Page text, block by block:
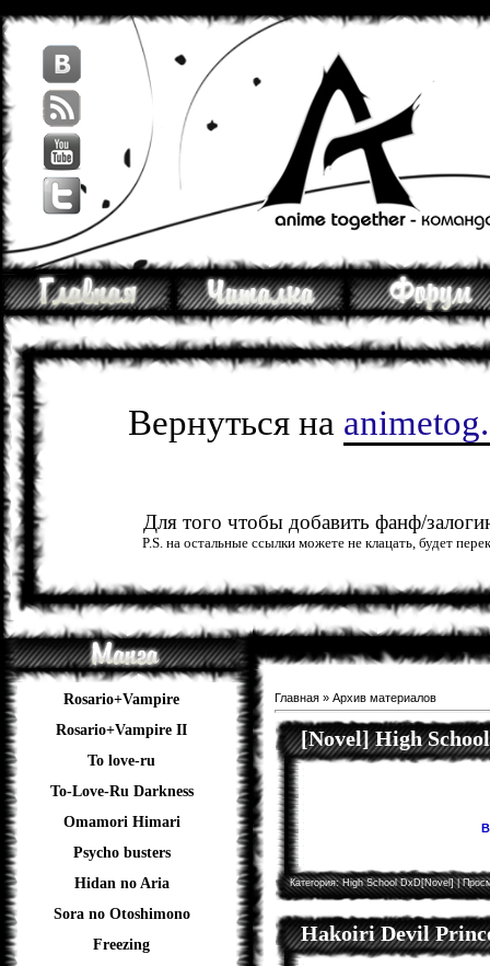
Вернуться на
Для того чтобы добавить фанф/
P.S. на остальные ссылки можете не клацать, будет
Rosario+Vampire
Rosario+Vampire II
To love-ru
To-Love-Ru Darkness
Omamori Himari
Psycho busters
Hidan no Aria
Sora no Otoshimono
Freezing
Главная » Архив материалов
[Novel] High
Категория:High School DxD[Novel]|
Hakoiri Devil